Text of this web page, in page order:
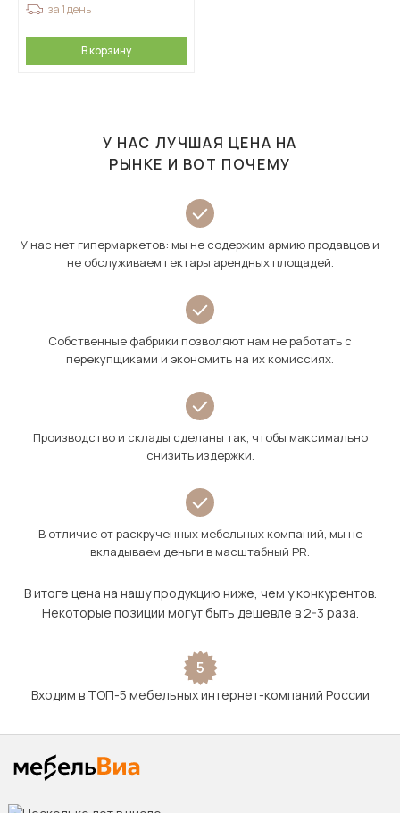
за 1 день
В корзину
У НАС ЛУЧШАЯ ЦЕНА НА
РЫНКЕ И ВОТ ПОЧЕМУ
У нас нет гипермаркетов: мы не содержим армию продавцов и
не обслуживаем гектары арендных площадей.
Собственные фабрики позволяют нам не работать с
перекупщиками и экономить на их комиссиях.
Производство и склады сделаны так, чтобы максимально
снизить издержки.
В отличие от раскрученных мебельных компаний, мы не
вкладываем деньги в масштабный PR.
В итоге цена на нашу продукцию ниже, чем у конкурентов.
Некоторые позиции могут быть дешевле в 2-3 раза.
5
Входим в ТОП-5 мебельных интернет-компаний России